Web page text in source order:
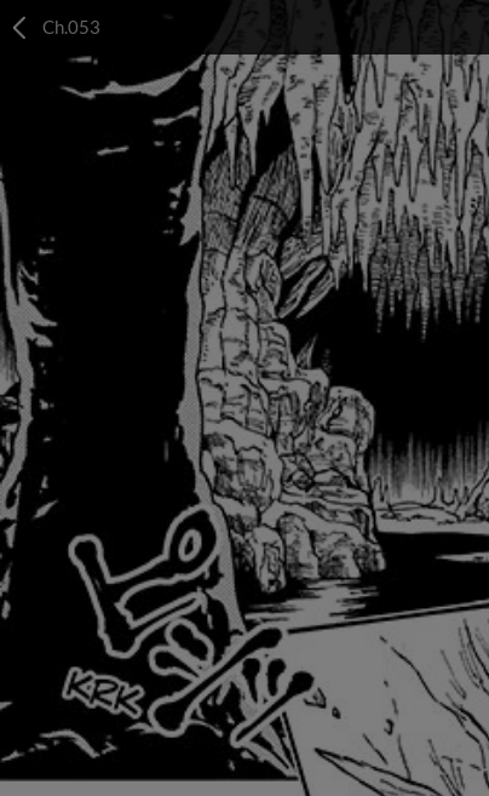
Ch.053